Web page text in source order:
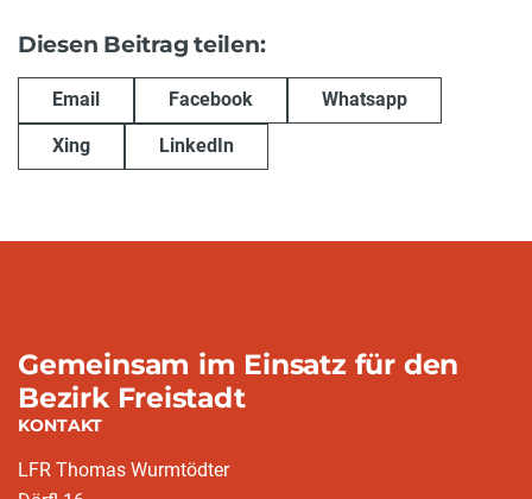
Diesen Beitrag teilen:
Email Facebook Whatsapp
Xing LinkedIn
Gemeinsam im Einsatz für den
Bezirk Freistadt
KONTAKT
LFR Thomas Wurmtödter